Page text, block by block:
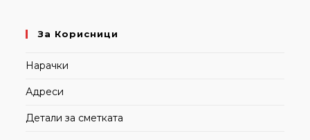
За Корисници
Нарачки
Адреси
Детали за сметката